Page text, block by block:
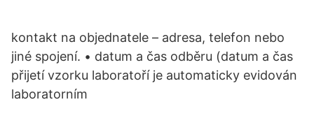
kontakt na objednatele – adresa, telefon nebo
jiné spojení. • datum a čas odběru (datum a čas
přijetí vzorku laboratoří je automaticky evidován
laboratorním